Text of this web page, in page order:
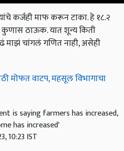
कर्जही माफ करून टाका. हे १८.२
ठाऊक. यात शून्य किती
चांगलं गणित नाही, असेही
has increased'
10:23 IST